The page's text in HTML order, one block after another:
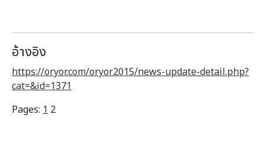
อ้างอิง
https://oryor.com/oryor2015/news-update-detail.php?
cat=&id=1371
Pages: 1 2